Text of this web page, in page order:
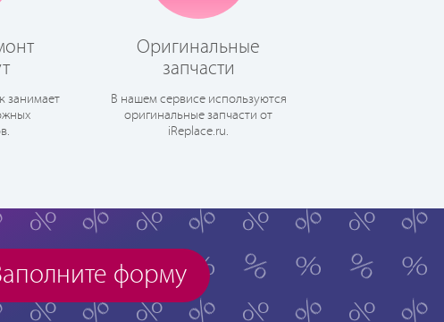
занимает
Оригинальные
запчасти
В нашем сервисе используются
оригинальные запчасти от
iReplace.ru.
форму